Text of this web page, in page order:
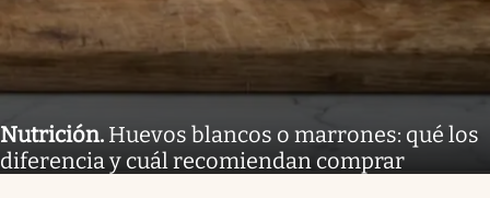
Nutrición. Huevos blancos o marrones: qué los
diferencia y cuál recomiendan comprar